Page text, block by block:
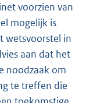
voorzien van
mogelijk is
wetsvoorstel in
aan dat het
noodzaak om
te treffen die